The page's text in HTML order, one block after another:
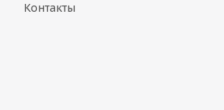
Контакты